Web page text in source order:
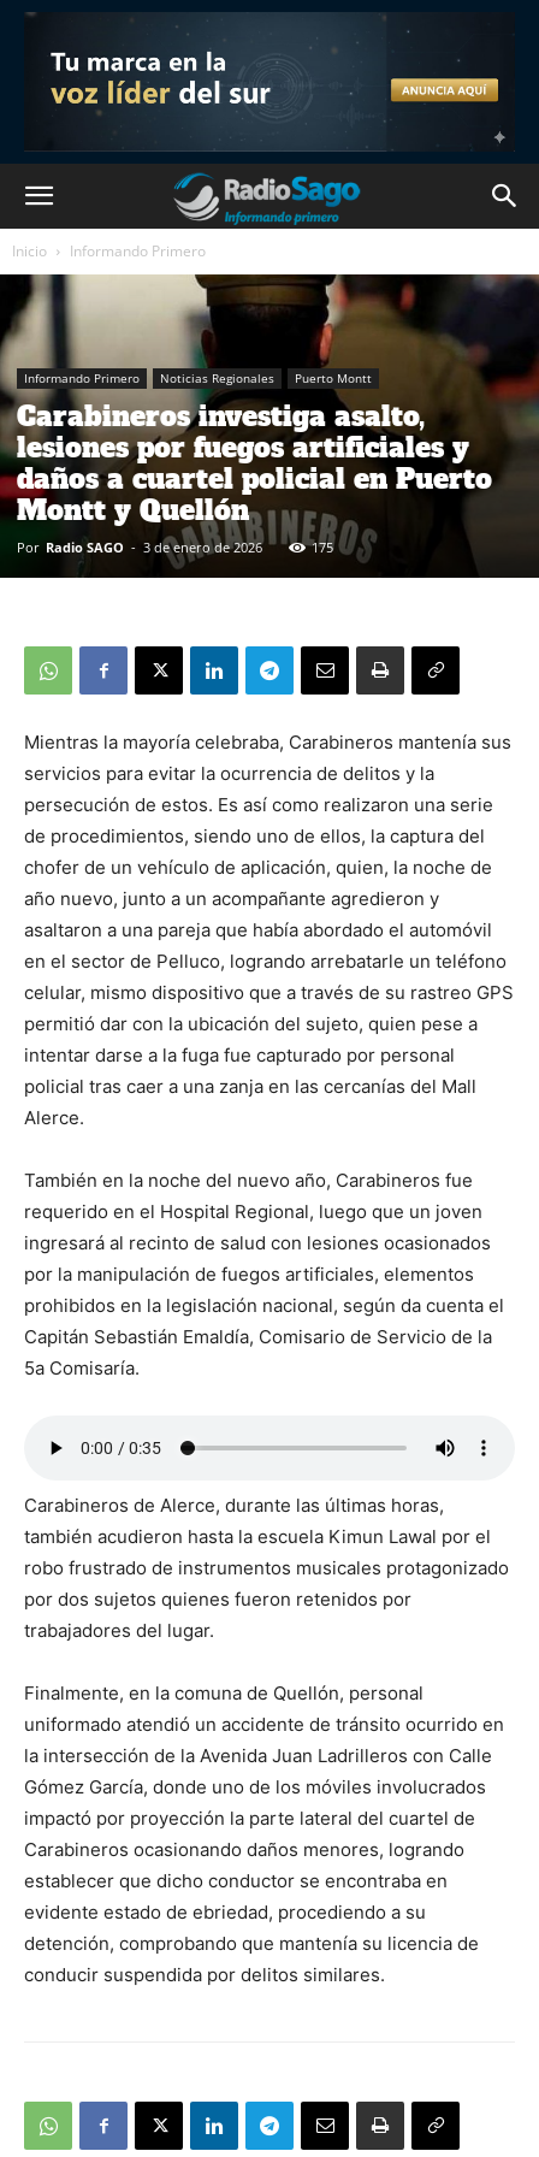
Inicio Informando Primero
Informando Primero Noticias Regionales Puerto Montt
Carabineros investiga asalto,
lesiones por fuegos artificiales y
daños a cuartel policial en Puerto
Montt y Quellón
Por Radio SAGO - 3 de enero de 2026 175
Mientras la mayoría celebraba, Carabineros mantenía sus
servicios para evitar la ocurrencia de delitos y la
persecución de estos. Es así como realizaron una serie
de procedimientos, siendo uno de ellos, la captura del
chofer de un vehículo de aplicación, quien, la noche de
año nuevo, junto a un acompañante agredieron y
asaltaron a una pareja que había abordado el automóvil
en el sector de Pelluco, logrando arrebatarle un teléfono
celular, mismo dispositivo que a través de su rastreo GPS
permitió dar con la ubicación del sujeto, quien pese a
intentar darse a la fuga fue capturado por personal
policial tras caer a una zanja en las cercanías del Mall
Alerce.
También en la noche del nuevo año, Carabineros fue
requerido en el Hospital Regional, luego que un joven
ingresará al recinto de salud con lesiones ocasionados
por la manipulación de fuegos artificiales, elementos
prohibidos en la legislación nacional, según da cuenta el
Capitán Sebastián Emaldía, Comisario de Servicio de la
5a Comisaría.
Carabineros de Alerce, durante las últimas horas,
también acudieron hasta la escuela Kimun Lawal por el
robo frustrado de instrumentos musicales protagonizado
por dos sujetos quienes fueron retenidos por
trabajadores del lugar.
Finalmente, en la comuna de Quellón, personal
uniformado atendió un accidente de tránsito ocurrido en
la intersección de la Avenida Juan Ladrilleros con Calle
Gómez García, donde uno de los móviles involucrados
impactó por proyección la parte lateral del cuartel de
Carabineros ocasionando daños menores, logrando
establecer que dicho conductor se encontraba en
evidente estado de ebriedad, procediendo a su
detención, comprobando que mantenía su licencia de
conducir suspendida por delitos similares.